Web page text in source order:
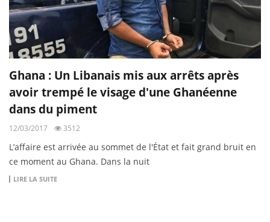
Ghana : Un Libanais mis aux arrêts après
avoir trempé le visage d'une Ghanéenne
dans du piment
12/03/2017 3512
L’affaire est arrivée au sommet de l'État et fait grand bruit en
ce moment au Ghana. Dans la nuit
LIRE LA SUITE